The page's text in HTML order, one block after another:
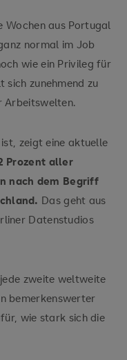
Wochen aus Portugal
normal im Job
wie ein Privileg für
zunehmend zu
Arbeitswelten.
zeigt eine aktuelle
Prozent aller
nach dem Begriff
Das geht aus
Datenstudios
zweite weltweite
bemerkenswerter
wie stark sich die